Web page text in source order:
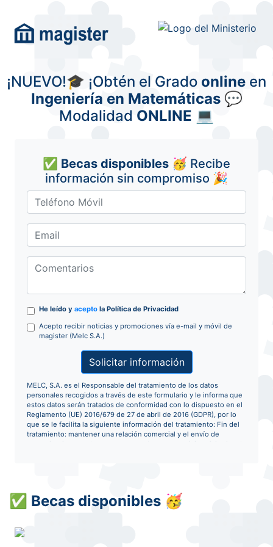
¡NUEVO!🎓 ¡Obtén el Grado online en
Ingeniería en Matemáticas💬
Modalidad ONLINE 💻
✅ Becas disponibles 🥳 Recibe
información sin compromiso 🎉
He leído y acepto la Política de Privacidad
Acepto recibir noticias y promociones vía e-mail y móvil de
magister (Melc S.A.)
Solicitar información
MELC, S.A. es el Responsable del tratamiento de los datos
personales recogidos a través de este formulario y le informa que
estos datos serán tratados de conformidad con lo dispuesto en el
Reglamento (UE) 2016/679 de 27 de abril de 2016 (GDPR), por lo
que se le facilita la siguiente información del tratamiento: Fin del
tratamiento: mantener una relación comercial y el envío de
comunicaciones sobre nuestros productos y servicios. Criterios de
destrucción total de los mismos. Derechos que asisten: Derecho a
retirar el consentimiento en cualquier momento. Derecho de
acceso, rectificación, portabilidad y supresión de sus datos y a la
✅ Becas disponibles 🥳